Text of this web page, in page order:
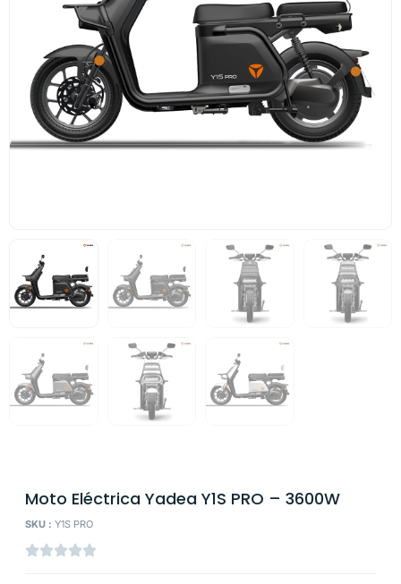
Moto Eléctrica Yadea Y1S PRO – 3600W
SKU : Y1S PRO